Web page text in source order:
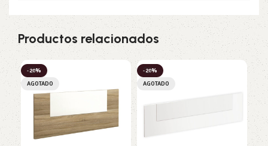
Productos relacionados
-20%
AGOTADO
-20%
AGOTADO
-